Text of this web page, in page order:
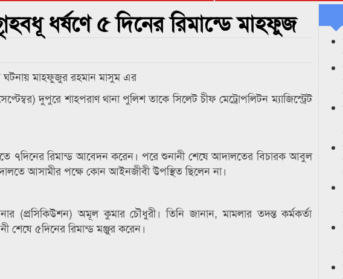
ফেডারেশানের বিভাগীয় অভিনয় কর্মশালা সম্পন্ন
ধর্ষণে ৫ দিনের রিমান্ডে মাহফুজ
ঘটনায় মাহফুজুর রহমান মাসুম এর
দুপুরে শাহপরাণ থানা পুলিশ তাকে সিলেট চীফ মেট্রোপলিটন ম্যাজিস্ট্রেট
৭দিনের রিমান্ড আবেদন করেন। পরে শুনানী শেষে আদালতের বিচারক আবুল
আসামীর পক্ষে কোন আইনজীবী উপস্থিত ছিলেন না।
(প্রসিকিউশন) অমূল কুমার চৌধুরী। তিনি জানান, মামলার তদন্ত কর্মকর্তা
৫দিনের রিমান্ড মঞ্জুর করেন।